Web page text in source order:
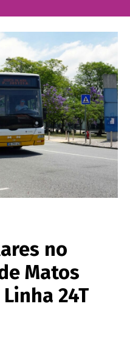
no
Matos
24T